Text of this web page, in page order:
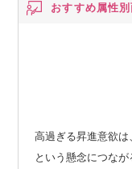
おすすめ属性別
高過ぎる昇進意欲は
という懸念につな